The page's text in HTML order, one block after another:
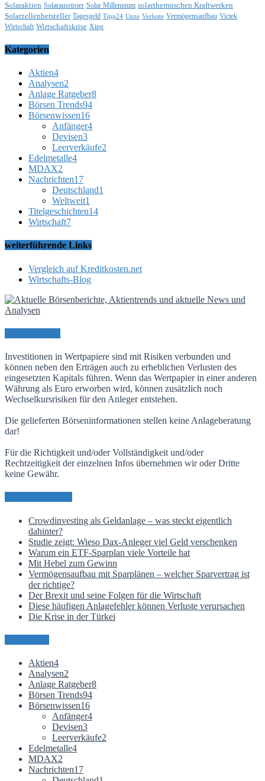
Solaraktien Solarausrüster Solar Millennium solarthermischen Kraftwerken
Solarzellenhersteller Tagesgeld Tipp24 Unze Verluste Vermögensaufbau Victek
Wirtschaft Wirtschaftskrise Xing
Kategorien
Aktien4
Analysen2
Anlage Ratgeber8
Börsen Trends94
Börsenwissen16
Anfänger4
Devisen3
Leerverkäufe2
Edelmetalle4
MDAX2
Nachrichten17
Deutschland1
Weltweit1
Titelgeschichten14
Wirtschaft7
weiterführende Links
Vergleich auf Kreditkosten.net
Wirtschafts-Blog
Investitionen in Wertpapiere sind mit Risiken verbunden und
können neben den Erträgen auch zu erheblichen Verlusten des
eingesetzten Kapitals führen. Wenn das Wertpapier in einer anderen
Währung als Euro erworben wird, können zusätzlich noch
Wechselkursrisiken für den Anleger entstehen.
Die gelieferten Börseninformationen stellen keine Anlageberatung
dar!
Für die Richtigkeit und/oder Vollständigkeit und/oder
Rechtzeitigkeit der einzelnen Infos übernehmen wir oder Dritte
keine Gewähr.
Crowdinvesting als Geldanlage – was steckt eigentlich
dahinter?
Studie zeigt: Wieso Dax-Anleger viel Geld verschenken
Warum ein ETF-Sparplan viele Vorteile hat
Mit Hebel zum Gewinn
Vermögensaufbau mit Sparplänen – welcher Sparvertrag ist
der richtige?
Der Brexit und seine Folgen für die Wirtschaft
Diese häufigen Anlagefehler können Verluste verursachen
Die Krise in der Türkei
Aktien4
Analysen2
Anlage Ratgeber8
Börsen Trends94
Börsenwissen16
Anfänger4
Devisen3
Leerverkäufe2
Edelmetalle4
MDAX2
Nachrichten17